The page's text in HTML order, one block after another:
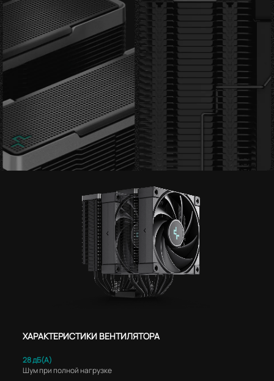
ХАРАКТЕРИСТИКИ ВЕНТИЛЯТОРА
28 дБ(А)
Шум при полной нагрузке